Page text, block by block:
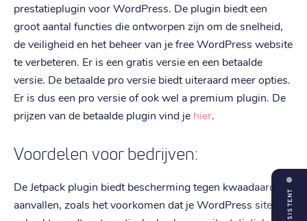
prestatieplugin voor WordPress. De plugin biedt een
groot aantal functies die ontworpen zijn om de snelheid,
de veiligheid en het beheer van je free WordPress website
te verbeteren. Er is een gratis versie en een betaalde
versie. De betaalde pro versie biedt uiteraard meer opties.
Er is dus een pro versie of ook wel a premium plugin. De
prijzen van de betaalde plugin vind je hier.
Voordelen voor bedrijven:
De Jetpack plugin biedt bescherming tegen kwaadaardige
aanvallen, zoals het voorkomen dat je WordPress site
ASSISTENT